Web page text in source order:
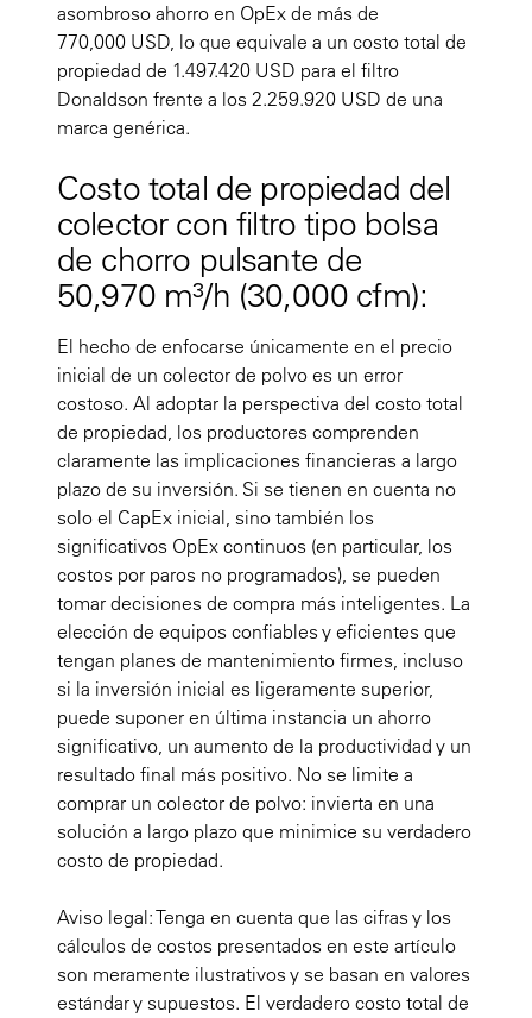
asombroso ahorro en OpEx de más de
770,000 USD, lo que equivale a un costo total de
propiedad de 1.497.420 USD para el filtro
Donaldson frente a los 2.259.920 USD de una
marca genérica.
Costo total de propiedad del
colector con filtro tipo bolsa
de chorro pulsante de
50,970 m³/h (30,000 cfm):
El hecho de enfocarse únicamente en el precio
inicial de un colector de polvo es un error
costoso. Al adoptar la perspectiva del costo total
de propiedad, los productores comprenden
claramente las implicaciones financieras a largo
plazo de su inversión. Si se tienen en cuenta no
solo el CapEx inicial, sino también los
significativos OpEx continuos (en particular, los
costos por paros no programados), se pueden
tomar decisiones de compra más inteligentes. La
elección de equipos confiables y eficientes que
tengan planes de mantenimiento firmes, incluso
si la inversión inicial es ligeramente superior,
puede suponer en última instancia un ahorro
significativo, un aumento de la productividad y un
resultado final más positivo. No se limite a
comprar un colector de polvo: invierta en una
solución a largo plazo que minimice su verdadero
costo de propiedad.
Aviso legal: Tenga en cuenta que las cifras y los
cálculos de costos presentados en este artículo
son meramente ilustrativos y se basan en valores
estándar y supuestos. El verdadero costo total de